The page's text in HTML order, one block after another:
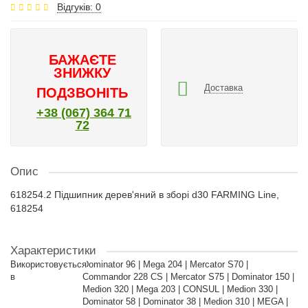
Відгуків: 0
БАЖАЄТЕ
ЗНИЖКУ
ПОДЗВОНІТЬ
+38 (067) 364 71
72
Доставка
Опис
618254.2 Підшипник дерев'яний в зборі d30 FARMING Line,
618254
Характеристики
Використовується
в
Dominator 96 | Mega 204 | Mercator S70 |
Commandor 228 CS | Mercator S75 | Dominator 150 |
Medion 320 | Mega 203 | CONSUL | Medion 330 |
Dominator 58 | Dominator 38 | Medion 310 | MEGA |